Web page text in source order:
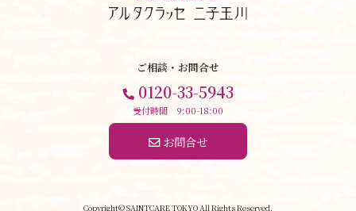
ご相談・お問合せ
0120-33-5943
受付時間 9:00-18:00
お問合せ
Copyright© SAINTCARE TOKYO All Rights Reserved.